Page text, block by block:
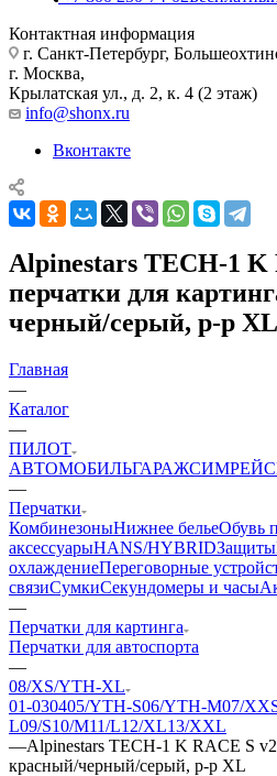
Контактная информация
г. Санкт-Петербург,
г. Москва,
Крылатская ул., д. 2, к. 4 (2 этаж)
info@shonx.ru
Вконтакте
Alpinestars TECH-1 K
перчатки для
черный/серый, р-р XL
Главная
—
Каталог
—
ПИЛОТ
АВТОМОБИЛЬГАРАЖ
—
Перчатки
КомбинезоныНижнее бельеОбувь
аксессуарыHANS/HYBRIDЗащиты
охлаждениеПереговорные
связиСумкиСекундомеры и часы
—
Перчатки для картинга
Перчатки для автоспорта
—
08/XS/YTH-XL
01-030405/YTH-S06/YTH-M07/
L09/S10/M11/L12/XL13/XXL
—Alpinestars TECH-1 K RACE S v2
красный/черный/серый, р-р XL